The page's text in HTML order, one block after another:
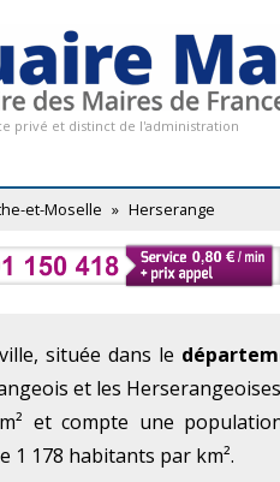
privé et distinct de l'administration
et-Moselle » Herserange
située dans le
et les
et compte une
1 178 habitants par km².